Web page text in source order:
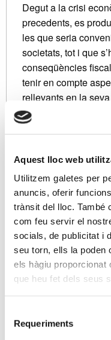
Aquest lloc web
Utilitzem galetes per
anuncis, oferir
trànsit del lloc. També
com feu servir el
socials, de publicitat i
seu torn, ells la poden
els hàgiu proporcionat
que heu fet dels seus
Requeriments
Degut a la crisi
precedents, es
les que seria
societats, tot i que
conseqüències
tenir en compte
rellevants en la
És rellevant també
que continuen
Donat l’èxit i la
format en altres
podreu visualitzar
des del vostre
d'oferir-vos aquest
representa i per tal
innecessaris.
l’opció